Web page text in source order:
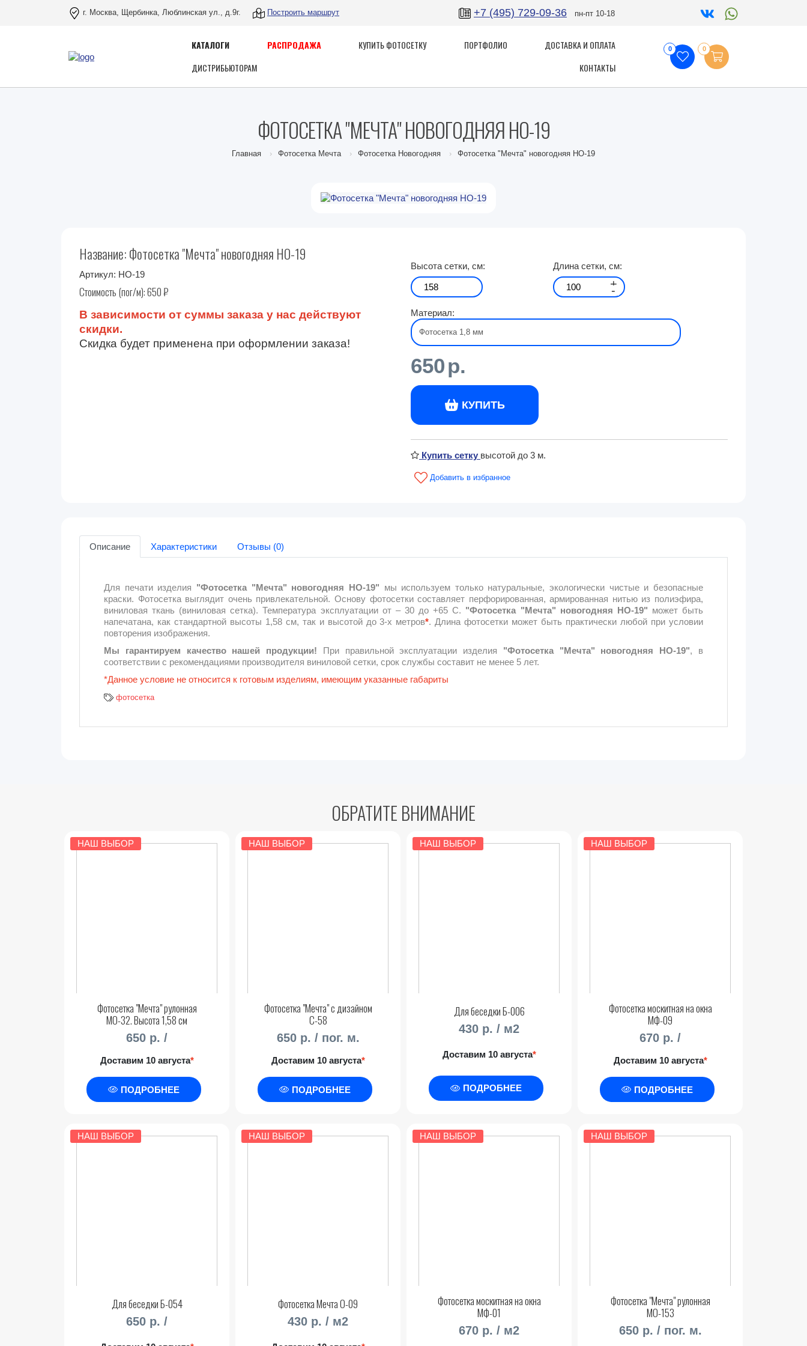
г. Москва, Щербинка, Люблинская ул., д.9г. Построить маршрут +7 (495) 729-09-36 пн-пт 10-18
КАТАЛОГИ РАСПРОДАЖА КУПИТЬ ФОТОСЕТКУ ПОРТФОЛИО
ДОСТАВКА И ОПЛАТА
ДИСТРИБЬЮТОРАМ
КОНТАКТЫ
0 0
ФОТОСЕТКА "МЕЧТА" НОВОГОДНЯЯ НО-19
Главная Фотосетка Мечта Фотосетка Новогодняя Фотосетка "Мечта" новогодняя НО-19
Название: Фотосетка "Мечта" новогодняя НО-19
Артикул: НО-19
Стоимость (пог/м):650₽
В зависимости от суммы заказа у нас действуют
скидки.
Скидка будет применена при оформлении заказа!
Высота сетки, см: Длина сетки, см:
+
-
Материал:
650р.
КУПИТЬ
Купить сетку высотой до 3 м.
Описание Характеристики Отзывы (0)
Для печати изделия "Фотосетка "Мечта" новогодняя НО-19" мы используем только натуральные, экологически чистые и безопасные
краски. Фотосетка выглядит очень привлекательной. Основу фотосетки составляет перфорированная, армированная нитью из полиэфира,
виниловая ткань (виниловая сетка). Температура эксплуатации от – 30 до +65 С. "Фотосетка "Мечта" новогодняя НО-19" может быть
напечатана, как стандартной высоты 1,58 см, так и высотой до 3-х метров*. Длина фотосетки может быть практически любой при условии
повторения изображения.
Мы гарантируем качество нашей продукции! При правильной эксплуатации изделия "Фотосетка "Мечта" новогодняя НО-19", в
соответствии с рекомендациями производителя виниловой сетки, срок службы составит не менее 5 лет.
*Данное условие не относится к готовым изделиям, имеющим указанные габариты
фотосетка
ОБРАТИТЕ ВНИМАНИЕ
НАШ ВЫБОР
Фотосетка "Мечта" рулонная
МО-32. Высота 1,58 см
650 р. /
Доставим 10 августа*
ПОДРОБНЕЕ
НАШ ВЫБОР
Фотосетка "Мечта" с дизайном
С-58
650 р. / пог. м.
Доставим 10 августа*
ПОДРОБНЕЕ
НАШ ВЫБОР
Для беседки Б-006
430 р. / м2
Доставим 10 августа*
ПОДРОБНЕЕ
НАШ ВЫБОР
Фотосетка москитная на окна
МФ-09
670 р. /
Доставим 10 августа*
ПОДРОБНЕЕ
НАШ ВЫБОР
Для беседки Б-054
650 р. /
НАШ ВЫБОР
Фотосетка Мечта О-09
430 р. / м2
НАШ ВЫБОР
Фотосетка москитная на окна
МФ-01
670 р. / м2
НАШ ВЫБОР
Фотосетка "Мечта" рулонная
МО-153
650 р. / пог. м.